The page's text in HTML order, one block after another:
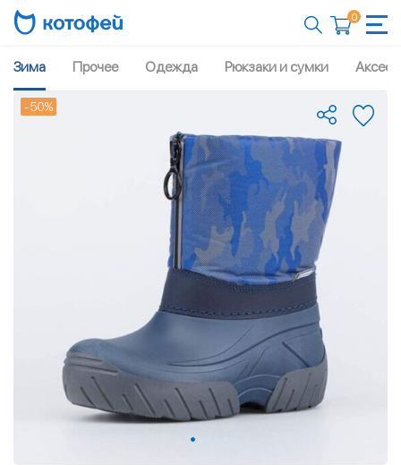
0
Зима Прочее Одежда Рюкзаки и сумки
-50%